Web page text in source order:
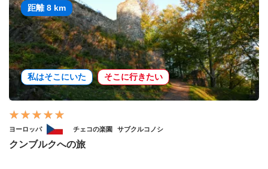
距離 8 km
私はそこにいた そこに行きたい
ヨーロッパ チェコの楽園 サブクルコノシ
クンブルクへの旅